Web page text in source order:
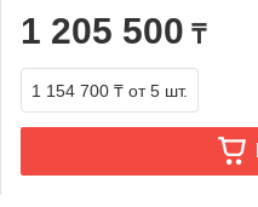
1 205 500 ₸
1 154 700 ₸ от 5 шт.